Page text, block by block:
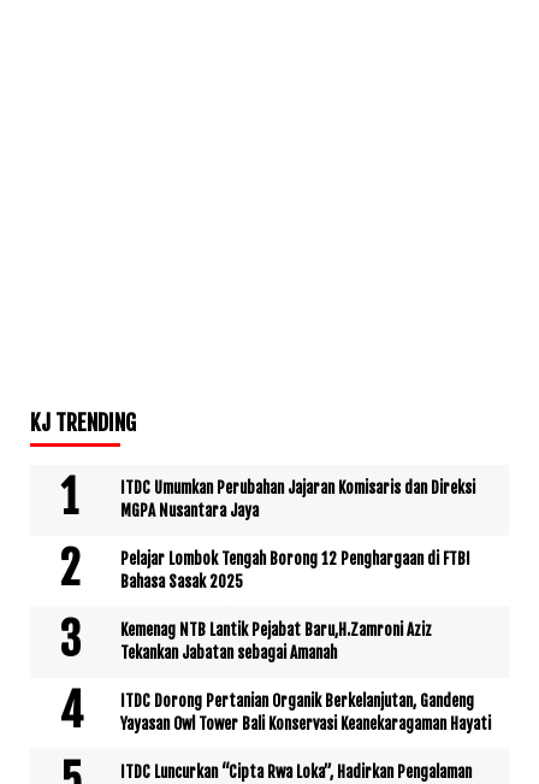
KJ TRENDING
ITDC Umumkan Perubahan Jajaran Komisaris dan Direksi
MGPA Nusantara Jaya
Pelajar Lombok Tengah Borong 12 Penghargaan di FTBI
Bahasa Sasak 2025
Kemenag NTB Lantik Pejabat Baru,H.Zamroni Aziz
Tekankan Jabatan sebagai Amanah
ITDC Dorong Pertanian Organik Berkelanjutan, Gandeng
Yayasan Owl Tower Bali Konservasi Keanekaragaman Hayati
ITDC Luncurkan “Cipta Rwa Loka”, Hadirkan Pengalaman